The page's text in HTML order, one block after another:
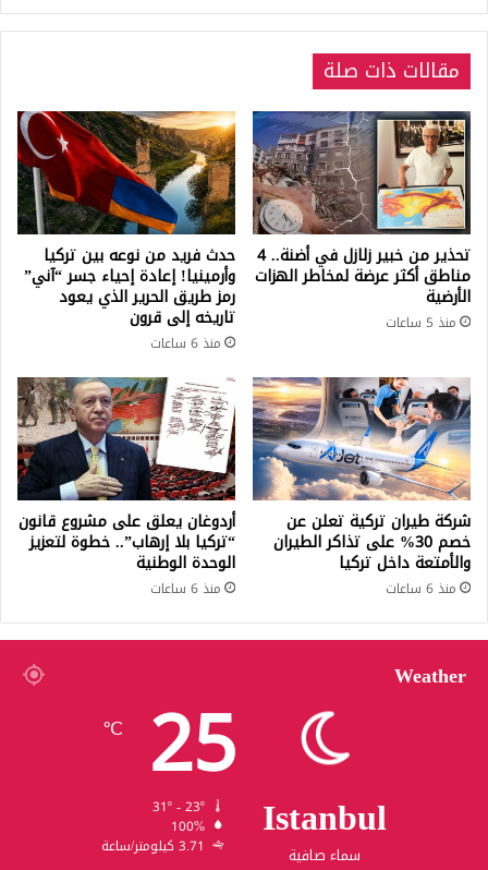
في
اليوم
الإثنين
27.03.2023
مقالات ذات صلة
تحذير من خبير زلازل في أضنة.. 4
مناطق أكثر عرضة لمخاطر الهزات
الأرضية
منذ 5 ساعات
حدث فريد من نوعه بين تركيا
وأرمينيا! إعادة إحياء جسر “آني”
رمز طريق الحرير الذي يعود
تاريخه إلى قرون
منذ 6 ساعات
شركة طيران تركية تعلن عن
خصم 30% على تذاكر الطيران
والأمتعة داخل تركيا
منذ 6 ساعات
أردوغان يعلق على مشروع قانون
“تركيا بلا إرهاب”.. خطوة لتعزيز
الوحدة الوطنية
منذ 6 ساعات
Weather
Istanbul
سماء صافية
25
℃
100%
3.71 كيلومتر/ساعة